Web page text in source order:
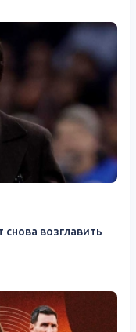
возглавить